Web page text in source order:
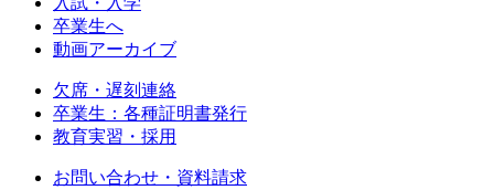
卒業生へ
動画アーカイブ
欠席・遅刻連絡
卒業生：各種証明書発行
教育実習・採用
お問い合わせ・資料請求